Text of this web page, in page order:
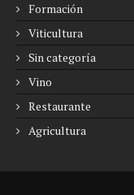
Formación
Viticultura
Sin categoría
Vino
Restaurante
Agricultura